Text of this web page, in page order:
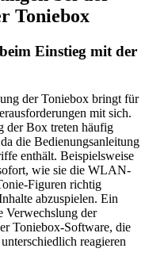
Toniebox
Einstieg mit der
der Toniebox bringt für
mit sich.
der Box treten häufig
die Bedienungsanleitung
enthält. Beispielsweise
wie sie die WLAN-
Figuren richtig
abzuspielen. Ein
Verwechslung der
Toniebox-Software, die
reagieren